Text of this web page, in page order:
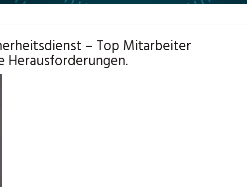
– Top Mitarbeiter
Herausforderungen.